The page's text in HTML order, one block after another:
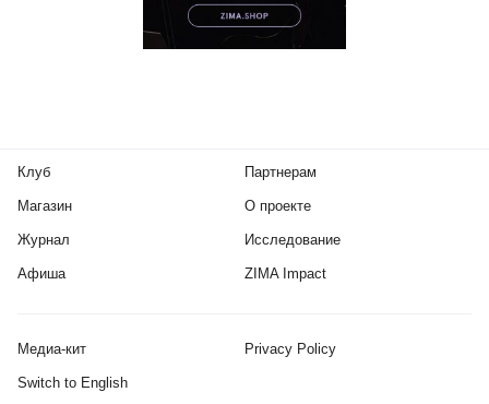
Клуб
Магазин
Журнал
Афиша
Партнерам
О проекте
Исследование
ZIMA Impact
Медиа-кит Privacy Policy
Switch to English